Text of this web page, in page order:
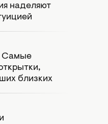
наделяют
Самые
близких